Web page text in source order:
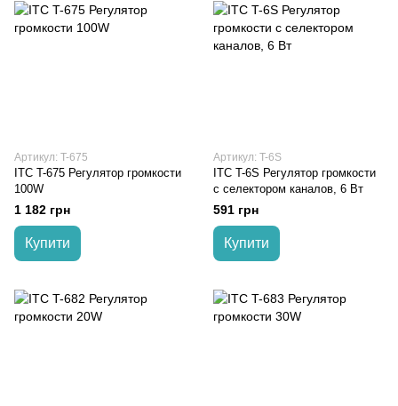
Артикул: T-675
ITC T-675 Регулятор громкости
100W
1 182 грн
Купити
Артикул: T-6S
ITC T-6S Регулятор громкости
с селектором каналов, 6 Вт
591 грн
Купити